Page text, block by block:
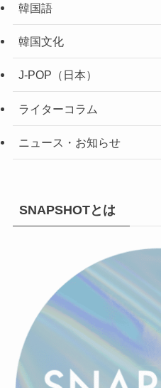
韓国語
韓国文化
J-POP（日本）
ライターコラム
ニュース・お知らせ
SNAPSHOTとは